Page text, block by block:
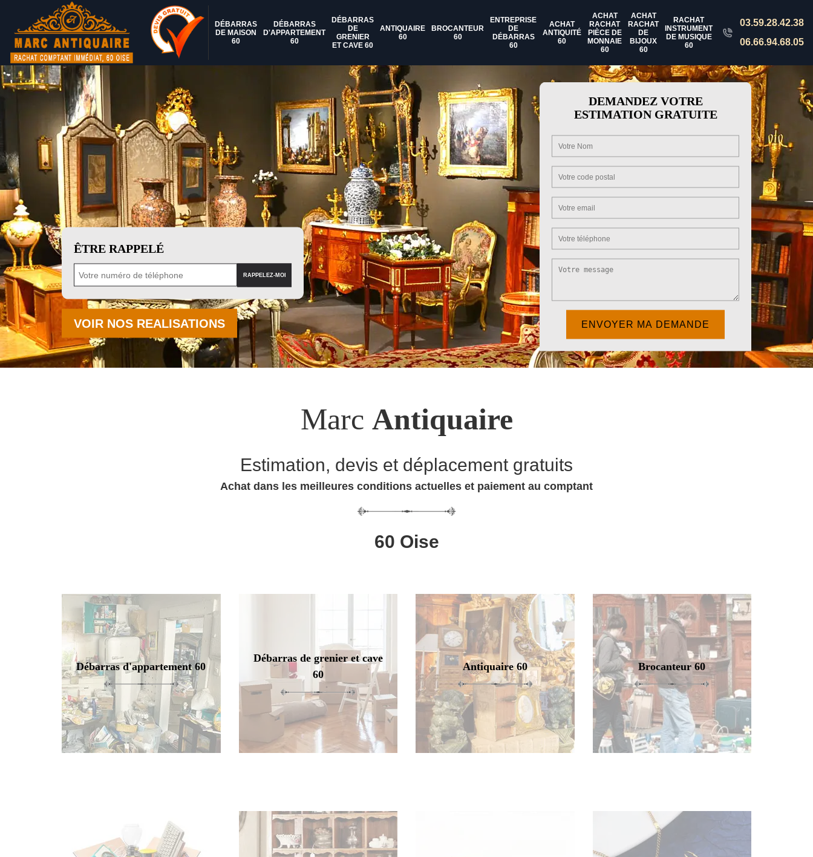
DÉBARRAS
DE MAISON
60
DÉBARRAS
D'APPARTEMENT
60
DÉBARRAS
DE
GRENIER
ET CAVE 60
ANTIQUAIRE
60
BROCANTEUR
60
ENTREPRISE
DE
DÉBARRAS
60
ACHAT
ANTIQUITÉ
60
ACHAT
RACHAT
PIÈCE DE
MONNAIE
60
ACHAT
RACHAT
DE
BIJOUX
60
RACHAT
INSTRUMENT
DE MUSIQUE
60
03.59.28.42.38
06.66.94.68.05
ÊTRE RAPPELÉ
VOIR NOS REALISATIONS
DEMANDEZ VOTRE
ESTIMATION GRATUITE
Marc Antiquaire
Estimation, devis et déplacement gratuits
Achat dans les meilleures conditions actuelles et paiement au comptant
60 Oise
Débarras d'appartement 60
Débarras de grenier et cave
60
Antiquaire 60 Brocanteur 60